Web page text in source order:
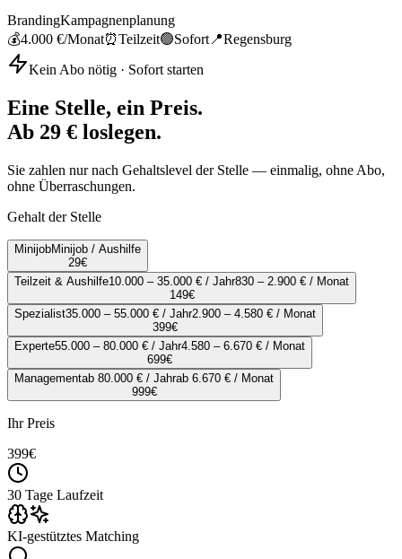
BrandingKampagnenplanung
💰4.000 €/Monat⏰Teilzeit🟢Sofort 📍Regensburg
Kein Abo nötig · Sofort starten
Eine Stelle, ein Preis.
Ab 29 € loslegen.
Sie zahlen nur nach Gehaltslevel der Stelle — einmalig, ohne Abo,
ohne Überraschungen.
Gehalt der Stelle
MinijobMinijob / Aushilfe
29€
Teilzeit & Aushilfe10.000 – 35.000 € / Jahr830 – 2.900 € / Monat
149€
Spezialist35.000 – 55.000 € / Jahr2.900 – 4.580 € / Monat
399€
Experte55.000 – 80.000 € / Jahr4.580 – 6.670 € / Monat
699€
Managementab 80.000 € / Jahrab 6.670 € / Monat
999€
Ihr Preis
399€
30 Tage Laufzeit
KI-gestütztes Matching